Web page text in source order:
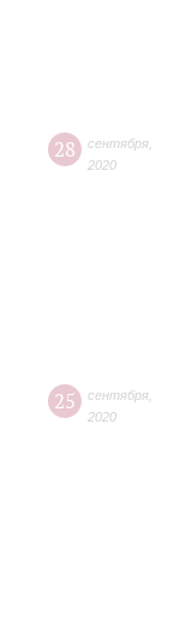
28 сентября
2020
25 сентября
2020